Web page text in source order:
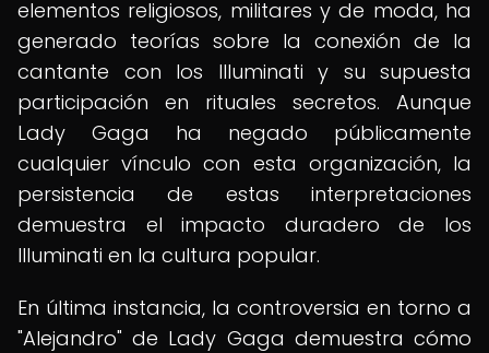
elementos religiosos, militares y de moda, ha
generado teorías sobre la conexión de la
cantante con los Illuminati y su supuesta
participación en rituales secretos. Aunque
Lady Gaga ha negado públicamente
cualquier vínculo con esta organización, la
persistencia de estas interpretaciones
demuestra el impacto duradero de los
Illuminati en la cultura popular.
En última instancia, la controversia en torno a
"Alejandro" de Lady Gaga demuestra cómo